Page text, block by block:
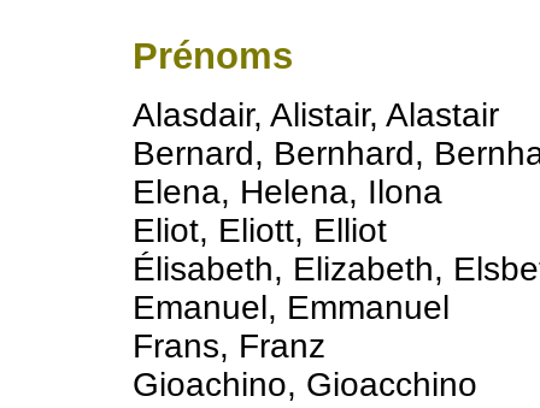
Prénoms
Alasdair, Alistair, Alastair
Bernard, Bernhard,
Elena, Helena, Ilona
Eliot, Eliott, Elliot
Élisabeth, Elizabeth,
Emanuel, Emmanuel
Frans, Franz
Gioachino, Gioacchino